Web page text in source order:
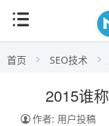
首页 SEO技术
2015谁
作者: 用户投稿